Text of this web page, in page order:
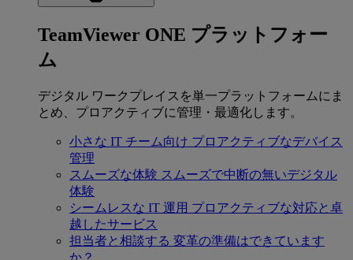
TeamViewer ONE プラットフォー
ム
デジタル ワークプレイスを単一プラットフォームにま
とめ、プロアクティブに管理・最適化します。
小さな IT チーム向け プロアクティブなデバイス
管理
スムーズな体験 スムーズで中断の無いデジタル
体験
シームレスな IT 運用 プロアクティブな対応と卓
越したサービス
担当者と相談する 変革の準備はできています